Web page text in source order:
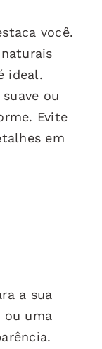
você.
ideal.
ou
Evite
em
a sua
ou uma